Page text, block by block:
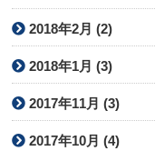
2018年2月 (2)
2018年1月 (3)
2017年11月 (3)
2017年10月 (4)